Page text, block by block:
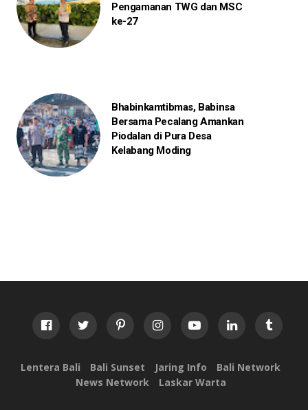
Pengamanan TWG dan MSC
ke-27
Bhabinkamtibmas, Babinsa
Bersama Pecalang Amankan
Piodalan di Pura Desa
Kelabang Moding
Lentera Bali Bali Sunset Jaring Info
Bali Network
News Network
Laskar Warta